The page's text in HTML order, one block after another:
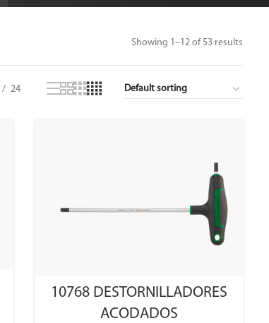
Showing 1–12 of 53 results
24
10768 DESTORNILLADORES
ACODADOS